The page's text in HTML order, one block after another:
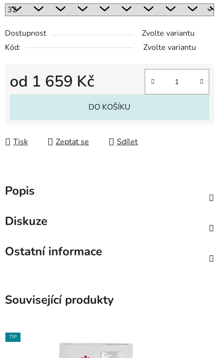
Dostupnost
Zvolte variantu
Kód:
Zvolte variantu
od 1 659 Kč
Měrná cena:
DO KOŠÍKU
Tisk Zeptat se Sdílet
Popis
Diskuze
Ostatní informace
Související produkty
TIP